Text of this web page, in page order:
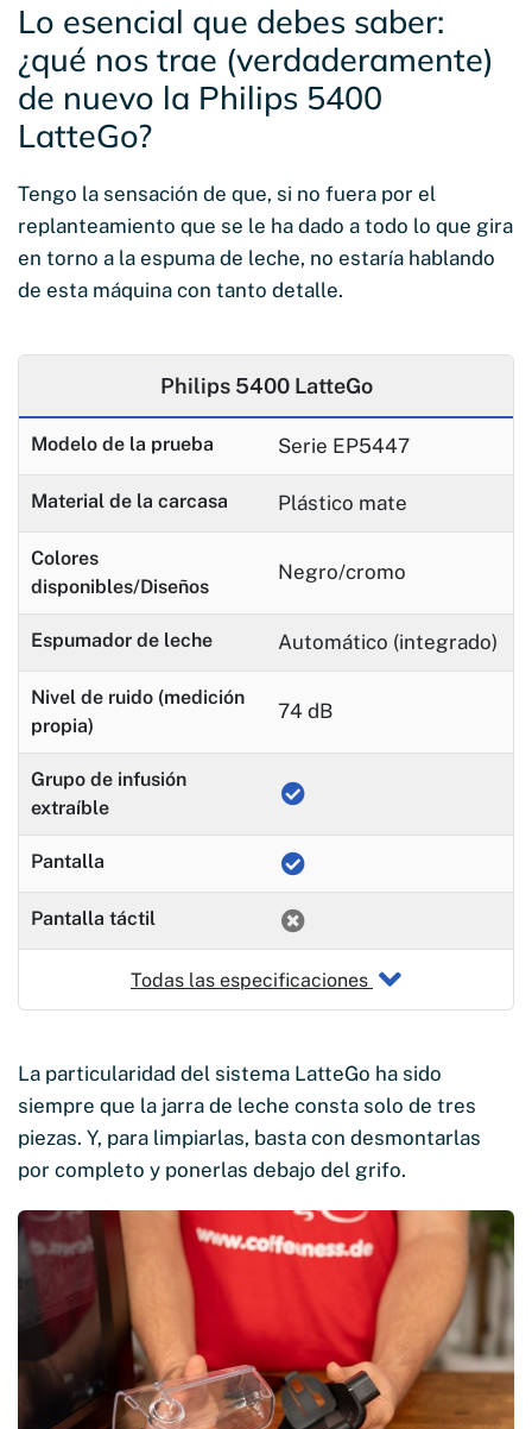
Lo esencial que debes saber:
¿qué nos trae (verdaderamente)
de nuevo la Philips 5400
LatteGo?
Tengo la sensación de que, si no fuera por el
replanteamiento que se le ha dado a todo lo que gira
en torno a la espuma de leche, no estaría hablando
de esta máquina con tanto detalle.
Philips 5400 LatteGo
Modelo de la prueba Serie EP5447
Material de la carcasa Plástico mate
Colores
disponibles/Diseños
Negro/cromo
Espumador de leche Automático (integrado)
Nivel de ruido (medición
propia)
74 dB
Grupo de infusión
extraíble
Pantalla
Pantalla táctil
Todas las especificaciones
La particularidad del sistema LatteGo ha sido
siempre que la jarra de leche consta solo de tres
piezas. Y, para limpiarlas, basta con desmontarlas
por completo y ponerlas debajo del grifo.